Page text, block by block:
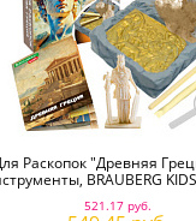
Раскопок "Древняя
BRAUBERG
521.17 руб.